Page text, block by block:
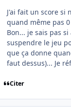
J'ai fait un score si
quand même pas 0
Bon... je sais pas
suspendre le jeu
que ça donne
faut dessus)... Je
Citer